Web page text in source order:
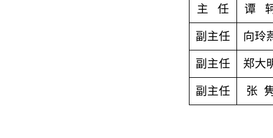
主 任 谭
副主任 向玲
副主任 郑大
副主任 张